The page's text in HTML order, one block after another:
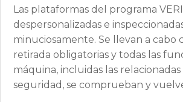
Las plataformas del programa
despersonalizadas e
minuciosamente. Se llevan a cabo
retirada obligatorias y todas las
máquina, incluidas las relacionadas
seguridad, se comprueban y